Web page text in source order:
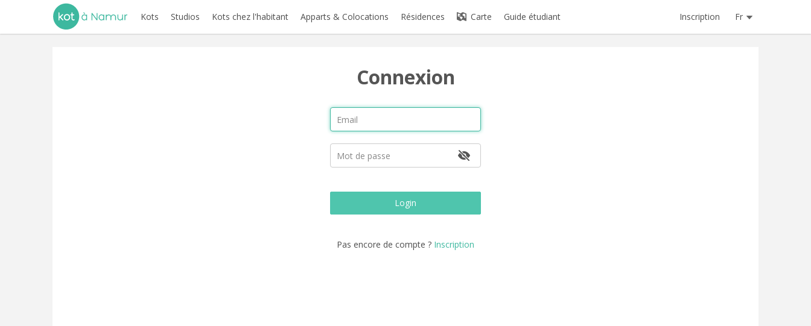
Kots Studios Kots chez l'habitant Apparts & Colocations Résidences Carte Guide étudiant Inscription Fr
Connexion
Login
Pas encore de compte ? Inscription